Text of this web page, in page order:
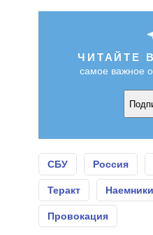
ЧИТАЙТЕ В
самое важное
СБУ Россия
Теракт
Провокация